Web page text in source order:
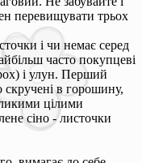
перевищувати трьох
і чи немає серед
часто покупцеві
і улун. Перший
скручені в горошину,
цілими
сіно - листочки